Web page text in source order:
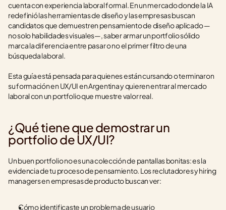
cuenta con experiencia laboral formal. En un mercado donde la IA
redefinió las herramientas de diseño y las empresas buscan
candidatos que demuestren pensamiento de diseño aplicado —
no solo habilidades visuales—, saber armar un portfolio sólido
marca la diferencia entre pasar o no el primer filtro de una
búsqueda laboral.
Esta guía está pensada para quienes están cursando o terminaron
su formación en UX/UI en Argentina y quieren entrar al mercado
laboral con un portfolio que muestre valor real.
¿Qué tiene que demostrar un
portfolio de UX/UI?
Un buen portfolio no es una colección de pantallas bonitas: es la
evidencia de tu proceso de pensamiento. Los reclutadores y hiring
managers en empresas de producto buscan ver:
Cómo identificaste un problema de usuario